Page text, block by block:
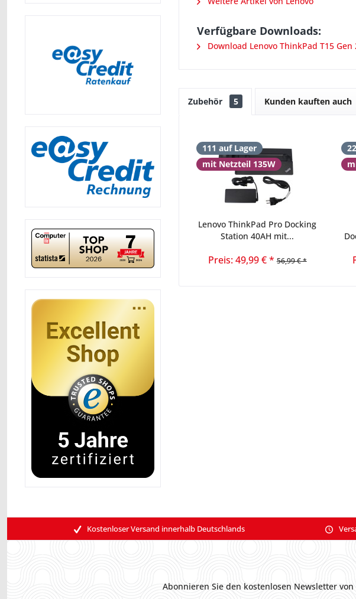
Verfügbare Downloads:
Download Lenovo ThinkPad T15
Zubehör 5 Kunden kauften auch
111 auf Lager
mit Netzteil 135W
Lenovo ThinkPad Pro Docking
Station 40AH mit...
Preis: 49,99 € * 56,99 € *
Kostenloser Versand innerhalb Deutschlands
Abonnieren Sie den kostenlosen Newsletter